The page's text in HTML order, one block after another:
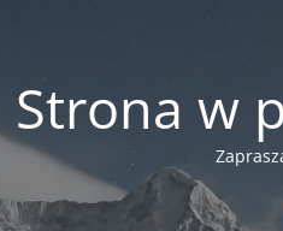
Strona w